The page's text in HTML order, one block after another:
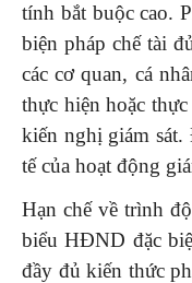
tính bắt buộc cao.
biện pháp chế tài
các cơ quan, cá
thực hiện hoặc
kiến nghị giám
tế của hoạt động
Hạn chế về trình
biểu HĐND đặc
đầy đủ kiến thức